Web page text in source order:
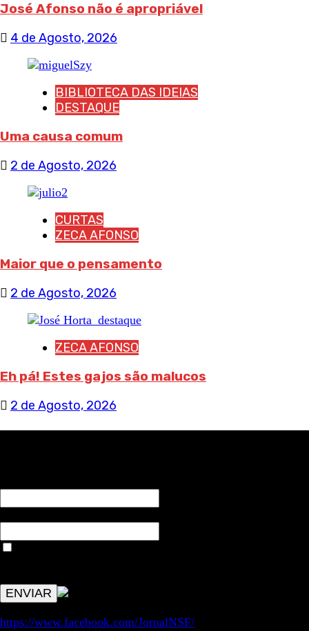
José Afonso não é apropriável
4 de Agosto, 2026
BIBLIOTECA DAS IDEIAS
DESTAQUE
Uma causa comum
2 de Agosto, 2026
CURTAS
ZECA AFONSO
Maior que o pensamento
2 de Agosto, 2026
ZECA AFONSO
Eh pá! Estes gajos são malucos
2 de Agosto, 2026
https://www.facebook.com/JornalNSF/